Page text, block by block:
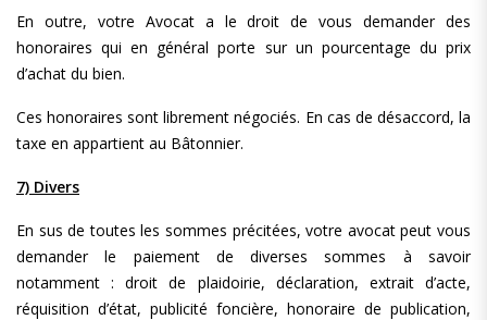
En outre, votre Avocat a le droit de vous demander des
honoraires qui en général porte sur un pourcentage du prix
d’achat du bien.
Ces honoraires sont librement négociés. En cas de désaccord, la
taxe en appartient au Bâtonnier.
7) Divers
En sus de toutes les sommes précitées, votre avocat peut vous
demander le paiement de diverses sommes à savoir
notamment : droit de plaidoirie, déclaration, extrait d’acte,
réquisition d’état, publicité foncière, honoraire de publication,